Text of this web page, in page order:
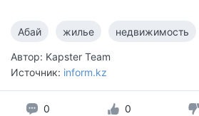
Абай жилье недвижимость
Автор: Kapster Team
Источник: inform.kz
0 0